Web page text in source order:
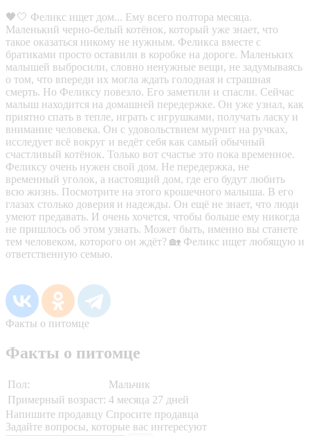
🖤🤍 Феликс ищет дом... Ему всего полтора месяца.
Маленький черно-белый котёнок, который уже знает, что
такое оказаться никому не нужным. Феликса вместе с
братиками просто оставили в коробке на дороге. Маленьких
малышей выбросили, словно ненужные вещи, не задумываясь
о том, что впереди их могла ждать голодная и страшная
смерть. Но Феликсу повезло. Его заметили и спасли. Сейчас
малыш находится на домашней передержке. Он уже узнал, как
приятно спать в тепле, играть с игрушками, получать ласку и
внимание человека. Он с удовольствием мурчит на ручках,
исследует всё вокруг и ведёт себя как самый обычный
счастливый котёнок. Только вот счастье это пока временное.
Феликсу очень нужен свой дом. Не передержка, не
временный уголок, а настоящий дом, где его будут любить
всю жизнь. Посмотрите на этого крошечного малыша. В его
глазах столько доверия и надежды. Он ещё не знает, что люди
умеют предавать. И очень хочется, чтобы больше ему никогда
не пришлось об этом узнать. Может быть, именно вы станете
тем человеком, которого он ждёт? 🏡 Феликс ищет любящую и
ответственную семью.
Факты о питомце
Факты о питомце
Пол:
Мальчик
Примерный возраст: 4 месяца 27 дней
Напишите продавцу Спросите продавца
Задайте вопросы, которые вас интересуют